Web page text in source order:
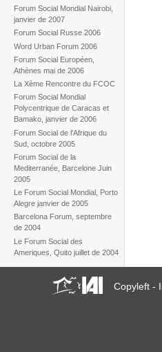
Forum Social Mondial Nairobi,
janvier de 2007
Forum Social Russe 2006
Word Urban Forum 2006
Forum Social Européen,
Athènes mai de 2006
La Xème Rencontre du FCOC
Forum Social Mondial
Polycentrique de Caracas et
Bamako, janvier de 2006
Forum Social de l'Afrique du
Sud, octobre 2005
Forum Social de la
Mediterranée, Barcelone Juin
2005
Le Forum Social Mondial, Porto
Alegre janvier de 2005
Barcelona Forum, septembre
de 2004
Le Forum Social des
Ameriques, Quito juillet de 2004
Copyleft -